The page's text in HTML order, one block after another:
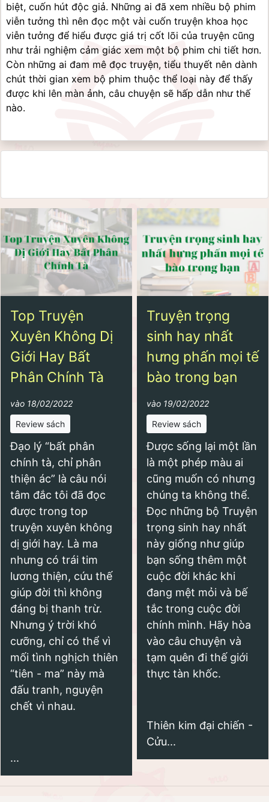
biệt, cuốn hút độc giả. Những ai đã xem nhiều bộ phim
viễn tưởng thì nên đọc một vài cuốn truyện khoa học
viễn tưởng để hiểu được giá trị cốt lõi của truyện cũng
như trải nghiệm cảm giác xem một bộ phim chi tiết hơn.
Còn những ai đam mê đọc truyện, tiểu thuyết nên dành
chút thời gian xem bộ phim thuộc thể loại này để thấy
được khi lên màn ảnh, câu chuyện sẽ hấp dẫn như thế
nào.
Top Truyện
Xuyên Không Dị
Giới Hay Bất
Phân Chính Tà
vào 18/02/2022
Review sách
Đạo lý “bất phân
chính tà, chỉ phân
thiện ác” là câu nói
tâm đắc tôi đã đọc
được trong top
truyện xuyên không
dị giới hay. Là ma
nhưng có trái tim
lương thiện, cứu thế
giúp đời thì không
đáng bị thanh trừ.
Nhưng ý trời khó
cưỡng, chỉ có thể vì
mối tình nghịch thiên
“tiên - ma” này mà
đấu tranh, nguyện
chết vì nhau.
...
Truyện trọng
sinh hay nhất
hưng phấn mọi tế
bào trong bạn
vào 19/02/2022
Review sách
Được sống lại một lần
là một phép màu ai
cũng muốn có nhưng
chúng ta không thể.
Đọc những bộ Truyện
trọng sinh hay nhất
này giống như giúp
bạn sống thêm một
cuộc đời khác khi
đang mệt mỏi và bế
tắc trong cuộc đời
chính mình. Hãy hòa
vào câu chuyện và
tạm quên đi thế giới
thực tàn khốc.
Thiên kim đại chiến -
Cửu...